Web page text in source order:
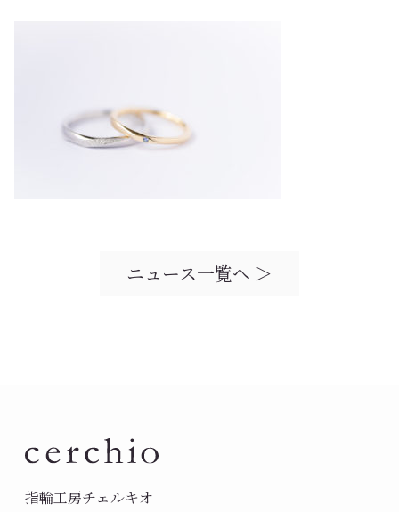
ニュース一覧へ ＞
指輪工房チェルキオ